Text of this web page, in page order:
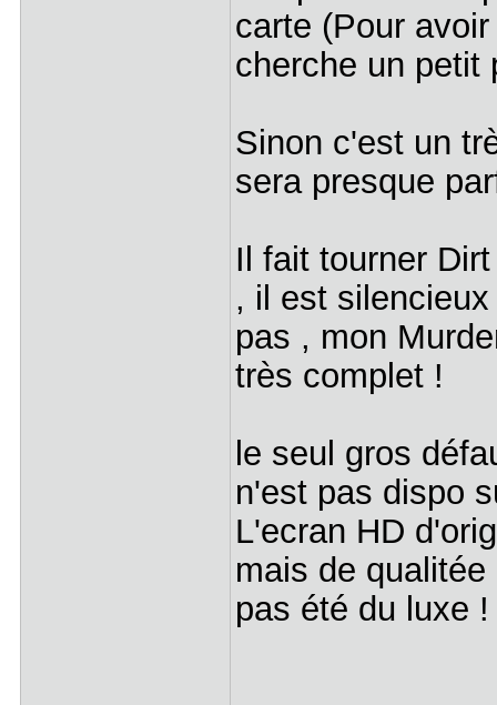
carte (Pour
cherche un petit
Sinon c'est un
sera presque
Il fait tourner
, il est
pas , mon
très complet !
le seul gros
n'est pas dispo
L'ecran HD
mais de
pas été du luxe